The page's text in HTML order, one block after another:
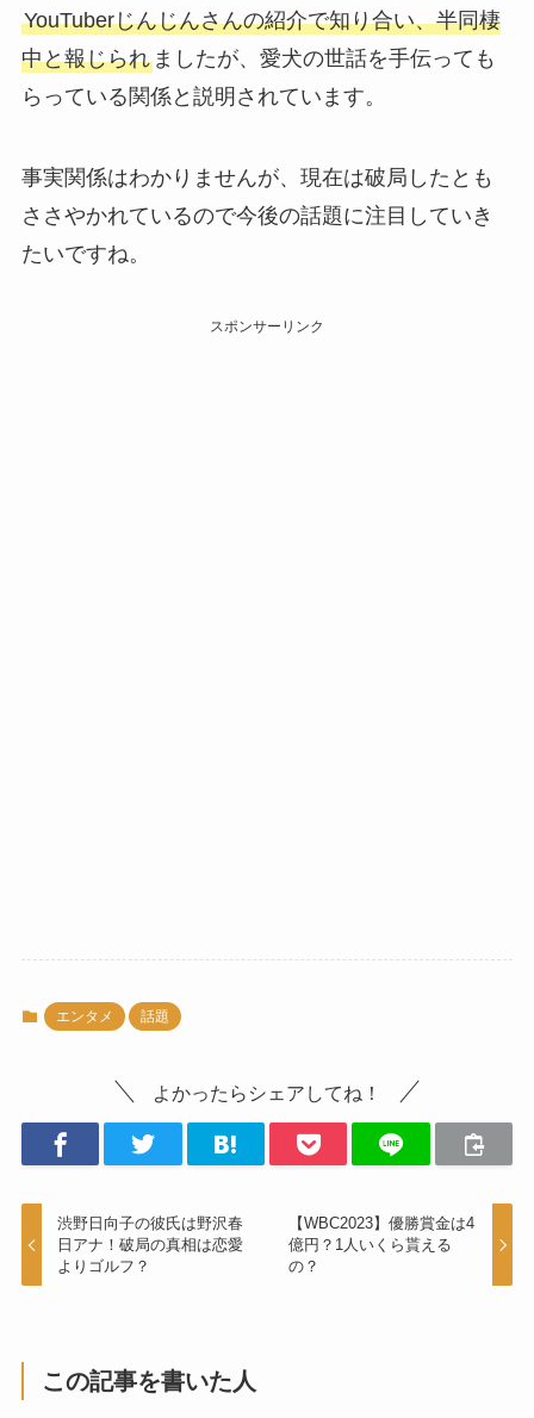
YouTuberじんじんさんの紹介で知り合い、半同棲
中と報じられましたが、愛犬の世話を手伝っても
らっている関係と説明されています。
事実関係はわかりませんが、現在は破局したとも
ささやかれているので今後の話題に注目していき
たいですね。
スポンサーリンク
エンタメ 話題
よかったらシェアしてね！
渋野日向子の彼氏は野沢春
日アナ！破局の真相は恋愛
よりゴルフ？
【WBC2023】優勝賞金は4
億円？1人いくら貰える
の？
この記事を書いた人